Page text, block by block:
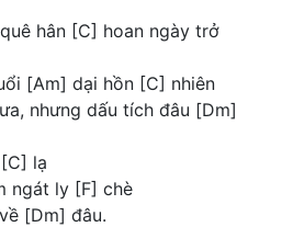
hân [C] hoan ngày trở
[Am] dại hồn [C] nhiên
nhưng dấu tích đâu [Dm]
lạ
ngát ly [F] chè
[Dm] đâu.